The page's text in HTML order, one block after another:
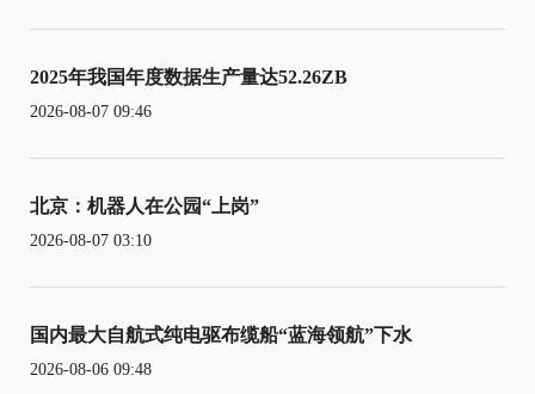
2025年我国年度数据生产量达52.26ZB
2026-08-07 09:46
北京：机器人在公园“上岗”
2026-08-07 03:10
国内最大自航式纯电驱布缆船“蓝海领航”下水
2026-08-06 09:48